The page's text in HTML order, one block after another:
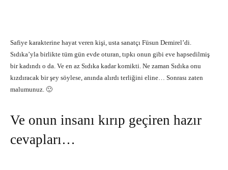
Safiye karakterine hayat veren kişi, usta sanatçı Füsun Demirel’di.
Sıdıka’yla birlikte tüm gün evde oturan, tıpkı onun gibi eve hapsedilmiş
bir kadındı o da. Ve en az Sıdıka kadar komikti. Ne zaman Sıdıka onu
kızdıracak bir şey söylese, anında alırdı terliğini eline… Sonrası zaten
malumunuz. 🙂
Ve onun insanı kırıp geçiren hazır
cevapları…